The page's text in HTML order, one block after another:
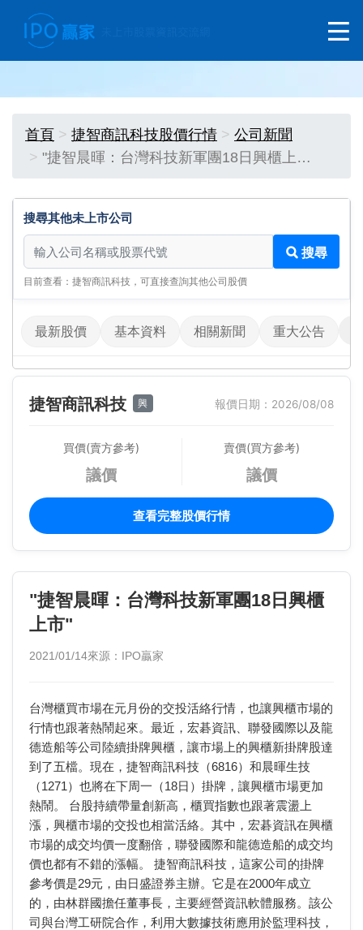
首頁 捷智商訊科技股價行情
公司新聞
"捷智晨暉：台灣科技新軍團18日興櫃上…
搜尋其他未上市公司
搜尋其他未上市公司
搜尋
目前查看：捷智商訊科技，可直接查詢其他公司股價
最新股價 基本資料 相關新聞 重大公告
捷智商訊科技 興 報價日期：2026/08/08
買價(賣方參考)
議價
賣價(買方參考)
議價
查看完整股價行情
"捷智晨暉：台灣科技新軍團18日興櫃
上市"
2021/01/14來源：IPO贏家
台灣櫃買市場在元月份的交投活絡行情，也讓興櫃市場的
行情也跟著熱鬧起來。最近，宏碁資訊、聯發國際以及龍
德造船等公司陸續掛牌興櫃，讓市場上的興櫃新掛牌股達
到了五檔。現在，捷智商訊科技（6816）和晨暉生技
（1271）也將在下周一（18日）掛牌，讓興櫃市場更加
熱鬧。 台股持續帶量創新高，櫃買指數也跟著震盪上
漲，興櫃市場的交投也相當活絡。其中，宏碁資訊在興櫃
市場的成交均價一度翻倍，聯發國際和龍德造船的成交均
價也都有不錯的漲幅。 捷智商訊科技，這家公司的掛牌
參考價是29元，由日盛證券主辦。它是在2000年成立
的，由林群國擔任董事長，主要經營資訊軟體服務。該公
司與台灣工研院合作，利用大數據技術應用於監理科技，